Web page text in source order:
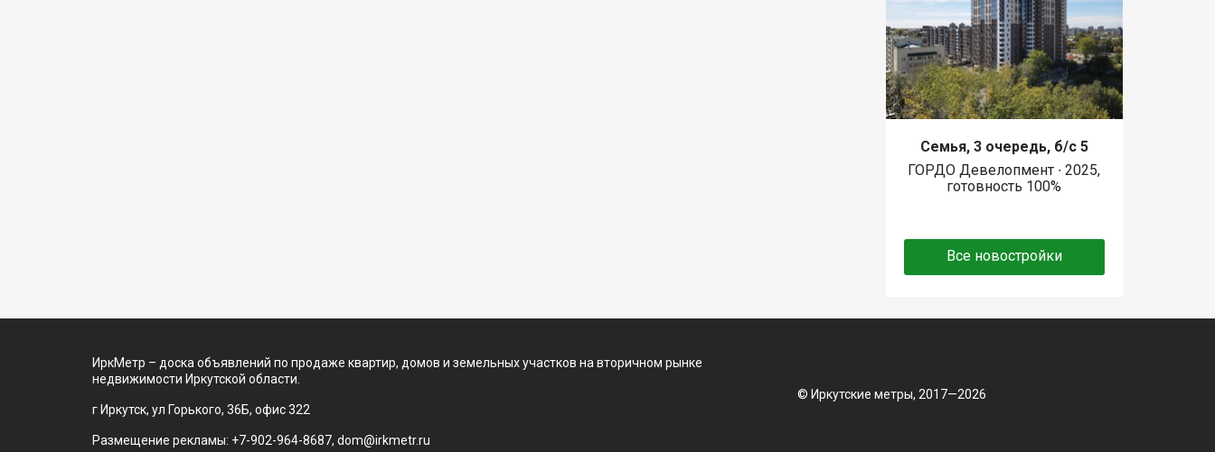
Семья, 3 очередь, б/с 5
ГОРДО Девелопмент ∙ 2025,
готовность 100%
Все новостройки
ИркМетр – доска объявлений по продаже квартир, домов и земельных участков на вторичном рынке
недвижимости Иркутской области.
г Иркутск, ул Горького, 36Б, офис 322
Размещение рекламы: +7-902-964-8687, dom@irkmetr.ru
© Иркутские метры, 2017—2026